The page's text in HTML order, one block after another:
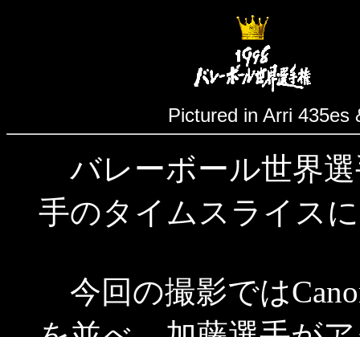
Pictured in Arri 435es
バレーボール世界選
手のタイムスライス
今回の撮影では